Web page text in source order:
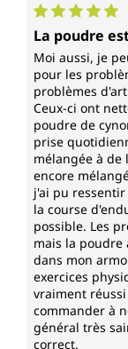
Note
La poudre
Moi aussi, je
pour les
problèmes
Ceux-ci ont
poudre de
prise
mélangée à
encore
j'ai pu
la course
possible. Les
mais la poudre
dans mon
exercices
vraiment
commander à
général très
correct.